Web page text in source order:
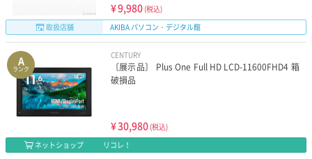
¥9,980 (税込)
取扱店舗
AKIBA パソコン・デジタル館
A
ランク
CENTURY
〔展示品〕 Plus One Full HD LCD-11600FHD4 箱
破損品
¥30,980 (税込)
ネットショップ
リコレ！